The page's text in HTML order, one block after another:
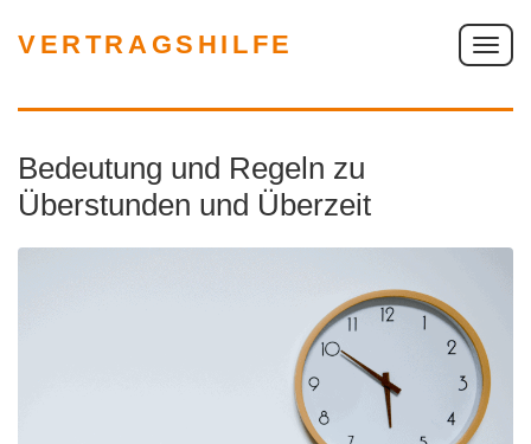
VERTRAGSHILFE
S
h
i
g
a
Bedeutung und Regeln zu
Überstunden und Überzeit